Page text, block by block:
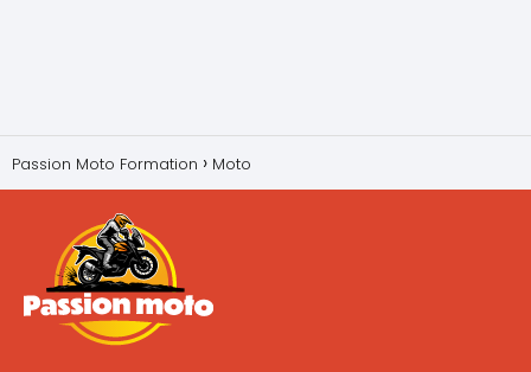
Passion Moto Formation Moto